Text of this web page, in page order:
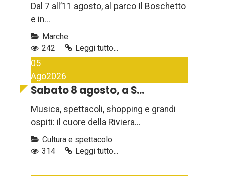
Dal 7 all’11 agosto, al parco Il Boschetto
e in...
Marche
242
Leggi tutto...
05
Ago2026
Sabato 8 agosto, a S...
Musica, spettacoli, shopping e grandi
ospiti: il cuore della Riviera...
Cultura e spettacolo
314
Leggi tutto...